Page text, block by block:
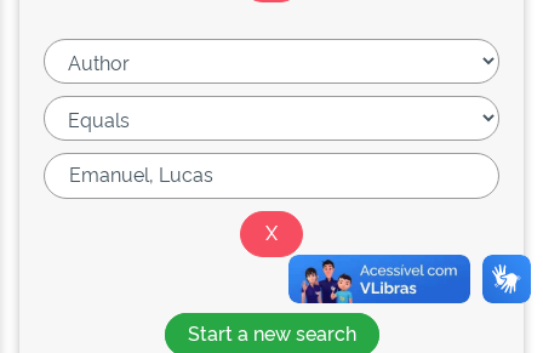
Start a new search